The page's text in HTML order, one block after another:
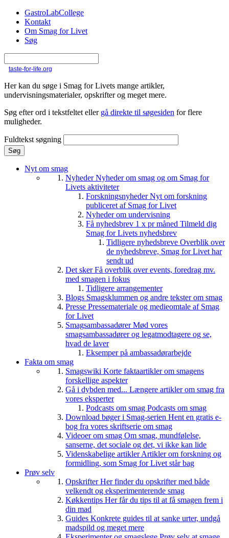
Gå til hovedindhold
GastroLabCollege
Kontakt
Om Smag for Livet
Søg
taste-for-life.org
Her kan du søge i Smag for Livets mange artikler,
undervisningsmaterialer, opskrifter og meget mere.
Søg efter ord i tekstfeltet eller gå direkte til søgesiden for flere
muligheder.
Fuldtekst søgning
Nyt om smag
NyhederNyheder om smag og om Smag for
Livets aktiviteter
ForskningsnyhederNyt om forskning
publiceret af Smag for Livet
Nyheder om undervisning
Få nyhedsbrev 1 x pr måned Tilmeld dig
Smag for Livets nyhedsbrev
Tidligere nyhedsbreve Overblik over
de nyhedsbreve, Smag for Livet har
sendt ud
Det skerFå overblik over events, foredrag mv.
med smagen i fokus
Tidligere arrangementer
Blogs Smagsklummen og andre tekster om smag
Presse Pressemateriale og medieomtale af Smag
for Livet
SmagsambassadørerMød vores
smagsambassadører og legatmodtagere og se,
hvad de laver
Eksemper på ambassadørarbejde
Fakta om smag
Smagswiki Korte faktaartikler om smagens
forskellige aspekter
Gå i dybden med... Længere artikler om smag fra
vores eksperter
Podcasts om smag Podcasts om smag
Download bøger i Smag-serien Hent en gratis e-
bog fra vores skriftserie om smag
Videoer om smag Om smag, mundfølelse,
sanserne, det sociale og det, vi ikke kan lide
Videnskabelige artiklerArtikler om forskning og
formidling, som Smag for Livet står bag
Prøv selv
OpskrifterHer finder du opskrifter med både
velkendt og eksperimenterende smag
Køkkentips Her får du tips til at få smagen frem i
din mad
Guides Konkrete guides til at sanke urter, undgå
madspild og meget mere